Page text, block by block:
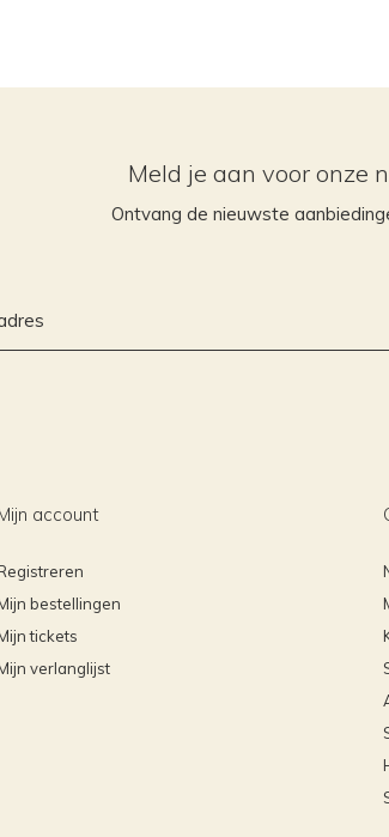
Meld je aan voor onze
Ontvang de nieuwste
account
bestellingen
tickets
verlanglijst